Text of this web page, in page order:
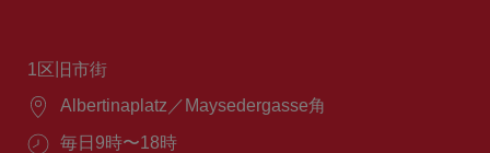
1区旧市街
場
Albertinaplatz／Maysedergasse角
営
毎日9時〜18時